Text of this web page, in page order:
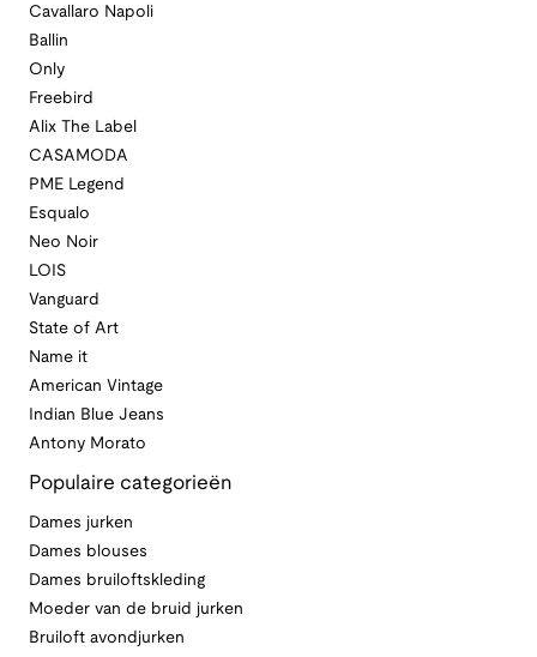
Cavallaro Napoli
Ballin
Only
Freebird
Alix The Label
CASAMODA
PME Legend
Esqualo
Neo Noir
LOIS
Vanguard
State of Art
Name it
American Vintage
Indian Blue Jeans
Antony Morato
Populaire categorieën
Dames jurken
Dames blouses
Dames bruiloftskleding
Moeder van de bruid jurken
Bruiloft avondjurken